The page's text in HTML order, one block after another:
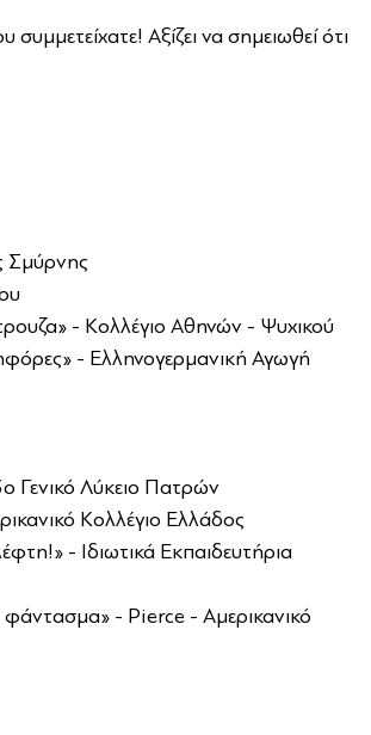
συμμετείχατε! Αξίζει να σημειωθεί ότι
Σμύρνης
- Κολλέγιο Αθηνών - Ψυχικού
- Ελληνογερμανική Αγωγή
Γενικό Λύκειο Πατρών
Κολλέγιο Ελλάδος
- Ιδιωτικά Εκπαιδευτήρια
- Pierce - Αμερικανικό